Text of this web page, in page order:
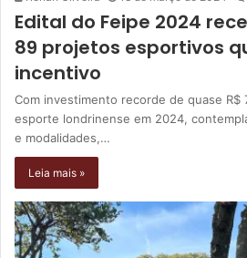
Edital do Feipe 2024
89 projetos esportivos
incentivo
Com investimento recorde de quase R$
esporte londrinense em 2024,
e modalidades,…
Leia mais »